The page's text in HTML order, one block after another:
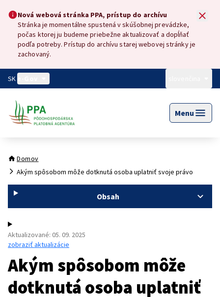
Preskočiť na hlavný obsah
Nová webová stránka PPA, prístup do archívu
Nová webová stránka PPA, prístup do archívu
Stránka je momentálne spustená v skúšobnej prevádzke,
počas ktorej ju budeme priebežne aktualizovať a dopĺňať
podľa potreby. Prístup do archívu starej webovej stránky je
zachovaný.
SK
Menu
Domov
Akým spôsobom môže dotknutá osoba uplatniť svoje právo
Obsah
Aktualizované: 05. 09. 2025
zobraziť aktualizácie
Akým spôsobom môže
dotknutá osoba uplatniť